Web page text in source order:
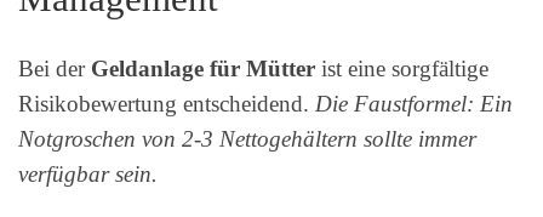
Bei der Geldanlage für Mütter ist eine sorgfältige
Risikobewertung entscheidend. Die Faustformel: Ein
Notgroschen von 2-3 Nettogehältern sollte immer
verfügbar sein.